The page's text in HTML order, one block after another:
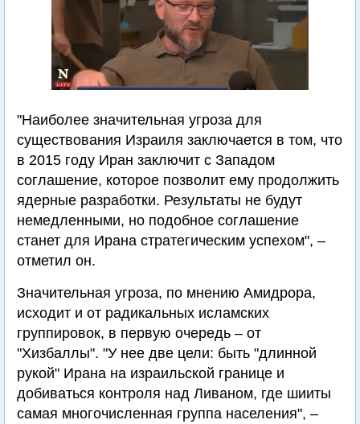
"Наиболее значительная угроза для
существования Израиля заключается в том, что
в 2015 году Иран заключит с Западом
соглашение, которое позволит ему продолжить
ядерные разработки. Результаты не будут
немедленными, но подобное соглашение
станет для Ирана стратегическим успехом", –
отметил он.
Значительная угроза, по мнению Амидрора,
исходит и от радикальных исламских
группировок, в первую очередь – от
"Хизбаллы". "У нее две цели: быть "длинной
рукой" Ирана на израильской границе и
добиваться контроля над Ливаном, где шииты
самая многочисленная группа населения", –